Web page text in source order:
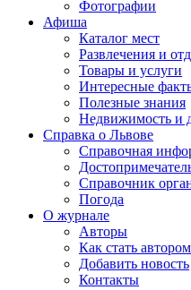
Фотографии
Афиша
Каталог мест
Развлечения и
Товары и услуги
Интересные
Полезные знания
Недвижимость и
Справка о Львове
Справочная
Справочник
Погода
О журнале
Авторы
Как стать
Добавить новость
Контакты